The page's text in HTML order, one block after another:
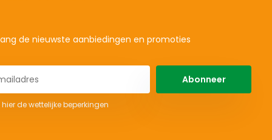
de nieuwste aanbiedingen en promoties
Abonneer
hier de wettelijke beperkingen